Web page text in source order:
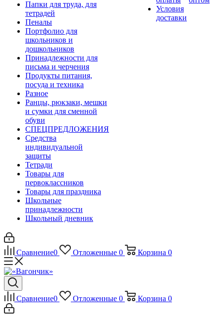
Папки для труда, для
тетрадей
Пеналы
Портфолио для
школьников и
дошкольников
Принадлежности для
письма и черчения
Продукты питания,
посуда и техника
Разное
Ранцы, рюкзаки, мешки
и сумки для сменной
обуви
СПЕЦПРЕДЛОЖЕНИЯ
Средства
индивидуальной
защиты
Тетради
Товары для
первоклассников
Товары для праздника
Школьные
принадлежности
Школьный дневник
Условия
доставки
Сравнение0 Отложенные 0 Корзина 0
Сравнение0 Отложенные 0 Корзина 0